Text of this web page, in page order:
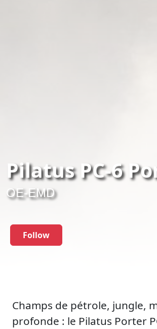
Pilatus PC-6
OE-EMD
Follow
Champs de pétrole, jungle,
profonde : le Pilatus Porter